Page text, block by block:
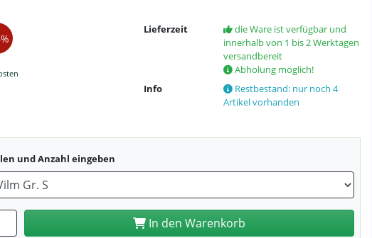
Lieferzeit
die Ware ist verfügbar und
innerhalb von 1 bis 2 Werktagen
versandbereit
Abholung möglich!
Info
Restbestand: nur noch 4
Artikel vorhanden
und Anzahl eingeben
In den Warenkorb